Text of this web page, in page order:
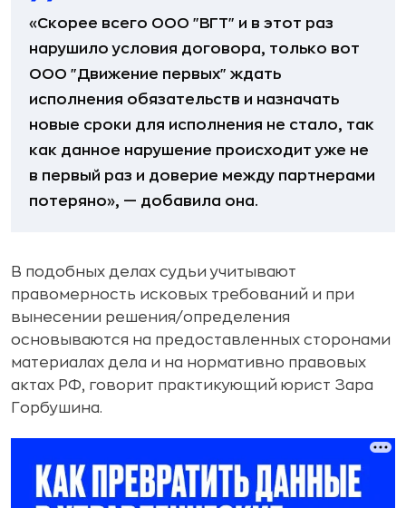
«Скорее всего ООО "ВГТ" и в этот раз
нарушило условия договора, только вот
ООО "Движение первых" ждать
исполнения обязательств и назначать
новые сроки для исполнения не стало, так
как данное нарушение происходит уже не
в первый раз и доверие между партнерами
потеряно», — добавила она.
В подобных делах судьи учитывают
правомерность исковых требований и при
вынесении решения/определения
основываются на предоставленных сторонами
материалах дела и на нормативно правовых
актах РФ, говорит практикующий юрист Зара
Горбушина.